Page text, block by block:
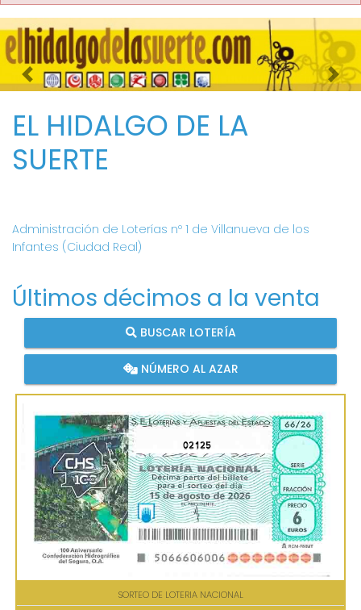
Imagen anterior
EL HIDALGO DE LA
SUERTE
Administración de Loterías nº 1 de Villanueva de los
Infantes (Ciudad Real)
Últimos décimos a la venta
BUSCAR LOTERÍA
NÚMERO AL AZAR
02125
SORTEO DE LOTERIA NACIONAL